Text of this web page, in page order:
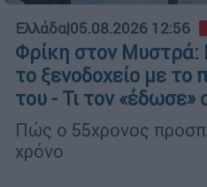
Ελλάδα|05.08.2026 12:56
Φρίκη στον Μυστρά:
το ξενοδοχείο με
του - Τι τον «έδωσε»
Πώς ο 55χρονος
χρόνο